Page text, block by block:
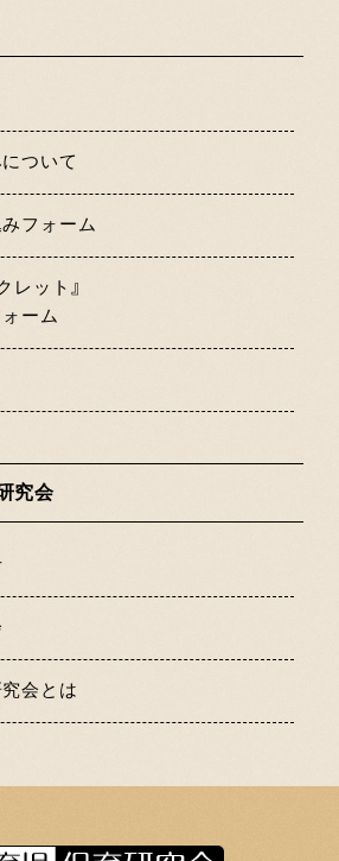
ついて
フォーム
レット』
ーム
究会
会とは